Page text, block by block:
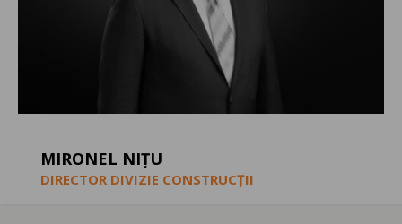
MIRONEL NIȚU
DIRECTOR DIVIZIE CONSTRUCȚII